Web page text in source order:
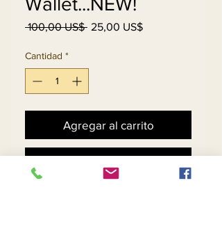
100,00 US$ Precio
25,00 US$Precio
Cantidad *
Agregar al carrito